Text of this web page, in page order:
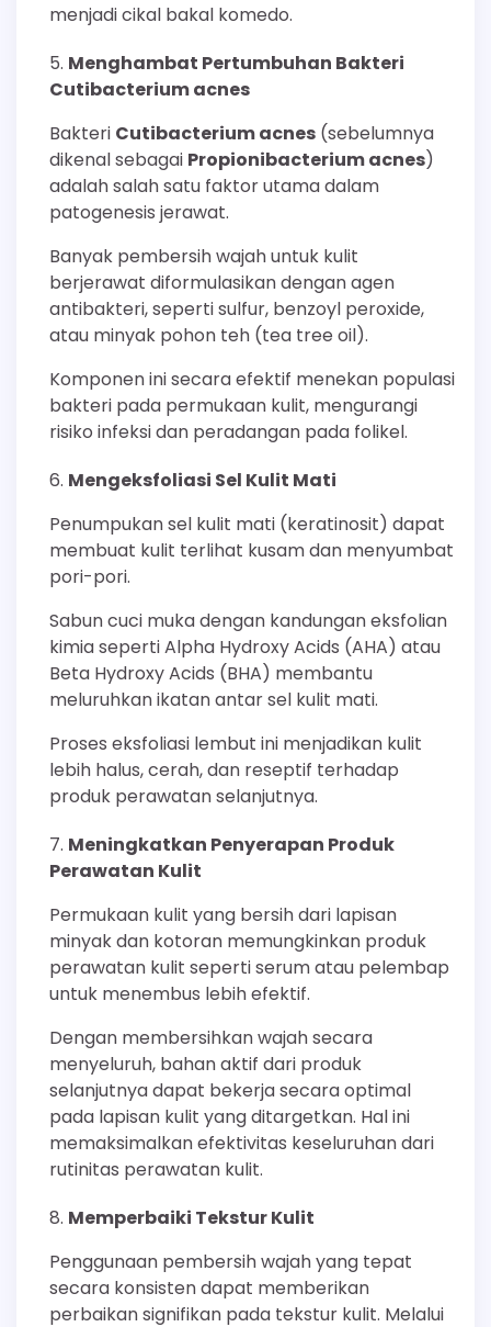
menjadi cikal bakal komedo.
Menghambat Pertumbuhan Bakteri
Cutibacterium acnes
Bakteri Cutibacterium acnes (sebelumnya
dikenal sebagai Propionibacterium acnes)
adalah salah satu faktor utama dalam
patogenesis jerawat.
Banyak pembersih wajah untuk kulit
berjerawat diformulasikan dengan agen
antibakteri, seperti sulfur, benzoyl peroxide,
atau minyak pohon teh (tea tree oil).
Komponen ini secara efektif menekan populasi
bakteri pada permukaan kulit, mengurangi
risiko infeksi dan peradangan pada folikel.
Mengeksfoliasi Sel Kulit Mati
Penumpukan sel kulit mati (keratinosit) dapat
membuat kulit terlihat kusam dan menyumbat
pori-pori.
Sabun cuci muka dengan kandungan eksfolian
kimia seperti Alpha Hydroxy Acids (AHA) atau
Beta Hydroxy Acids (BHA) membantu
meluruhkan ikatan antar sel kulit mati.
Proses eksfoliasi lembut ini menjadikan kulit
lebih halus, cerah, dan reseptif terhadap
produk perawatan selanjutnya.
Meningkatkan Penyerapan Produk
Perawatan Kulit
Permukaan kulit yang bersih dari lapisan
minyak dan kotoran memungkinkan produk
perawatan kulit seperti serum atau pelembap
untuk menembus lebih efektif.
Dengan membersihkan wajah secara
menyeluruh, bahan aktif dari produk
selanjutnya dapat bekerja secara optimal
pada lapisan kulit yang ditargetkan. Hal ini
memaksimalkan efektivitas keseluruhan dari
rutinitas perawatan kulit.
Memperbaiki Tekstur Kulit
Penggunaan pembersih wajah yang tepat
secara konsisten dapat memberikan
perbaikan signifikan pada tekstur kulit. Melalui